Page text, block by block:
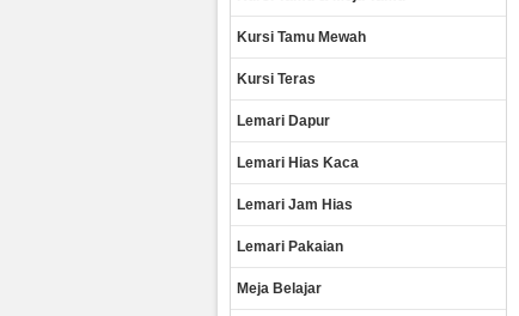
Kursi Tamu Mewah
Kursi Teras
Lemari Dapur
Lemari Hias Kaca
Lemari Jam Hias
Lemari Pakaian
Meja Belajar